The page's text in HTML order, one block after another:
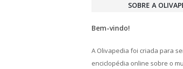
SOBRE A
Bem-vindo!
A Olivapedia foi criada para
enciclopédia online sobre o